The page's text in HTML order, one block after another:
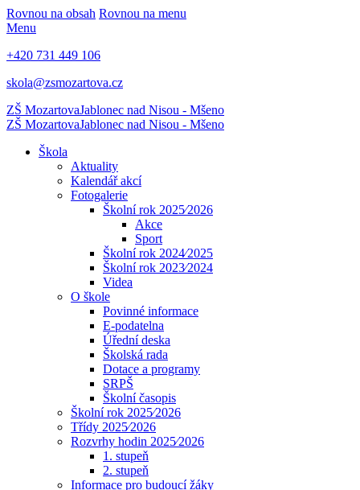
Rovnou na obsah Rovnou na menu
Menu
+420 731 449 106
skola@zsmozartova.cz
ZŠ MozartovaJablonec nad Nisou - Mšeno
ZŠ MozartovaJablonec nad Nisou - Mšeno
Škola
Aktuality
Kalendář akcí
Fotogalerie
Školní rok 2025⁄2026
Akce
Sport
Školní rok 2024⁄2025
Školní rok 2023⁄2024
Videa
O škole
Povinné informace
E-podatelna
Úřední deska
Školská rada
Dotace a programy
SRPŠ
Školní časopis
Školní rok 2025⁄2026
Třídy 2025⁄2026
Rozvrhy hodin 2025⁄2026
1. stupeň
2. stupeň
Informace pro budoucí žáky